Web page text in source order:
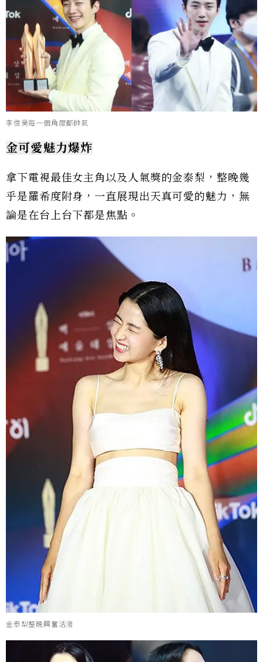
李俊昊每一個角度都帥氣
金可愛魅力爆炸
拿下電視最佳女主角以及人氣獎的金泰梨，整晚幾
乎是羅希度附身，一直展現出天真可愛的魅力，無
論是在台上台下都是焦點。
金泰梨整晚興奮活潑